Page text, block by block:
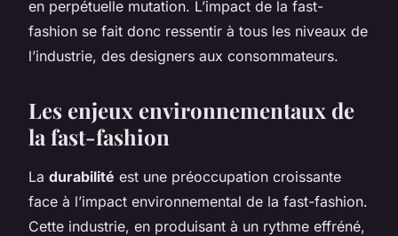
en perpétuelle mutation. L’impact de la fast-
fashion se fait donc ressentir à tous les niveaux de
l’industrie, des designers aux consommateurs.
Les enjeux environnementaux de
la fast-fashion
La durabilité est une préoccupation croissante
face à l’impact environnemental de la fast-fashion.
Cette industrie, en produisant à un rythme effréné,